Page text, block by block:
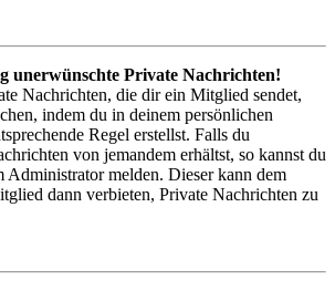
unerwünschte Private Nachrichten!
Nachrichten, die dir ein Mitglied sendet,
indem du in deinem persönlichen
Regel erstellst. Falls du
von jemandem erhältst, so kannst du
Administrator melden. Dieser kann dem
dann verbieten, Private Nachrichten zu